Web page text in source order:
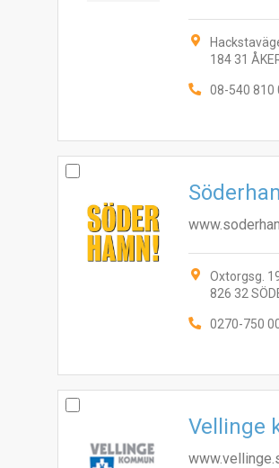
184 31
08-540 810
Oxtorgsg.
826 32
0270-750
Vellinge